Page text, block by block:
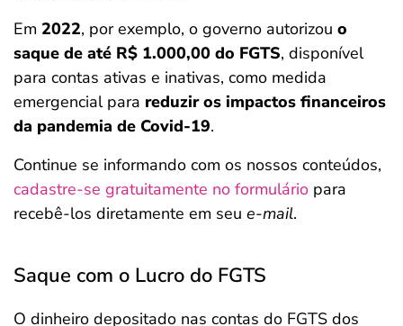
Em 2022, por exemplo, o governo autorizou o
saque de até R$ 1.000,00 do FGTS, disponível
para contas ativas e inativas, como medida
emergencial para reduzir os impactos financeiros
da pandemia de Covid-19.
Continue se informando com os nossos conteúdos,
cadastre-se gratuitamente no formulário para
recebê-los diretamente em seu e-mail.
Saque com o Lucro do FGTS
O dinheiro depositado nas contas do FGTS dos